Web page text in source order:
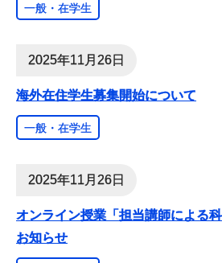
一般・在学生
2025年11月26日
海外在住学生募集開始について
一般・在学生
2025年11月26日
オンライン授業「担当講師による
お知らせ